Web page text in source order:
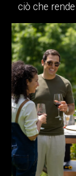
ciò che